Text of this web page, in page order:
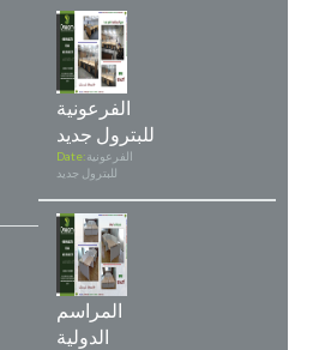
الفرعونية
للبترول جديد
Date:الفرعونية
للبترول جديد
المراسم
الدولية